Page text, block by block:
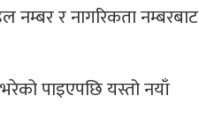
नम्बर र नागरिकता नम्बरबाट
पाइएपछि यस्तो नयाँ